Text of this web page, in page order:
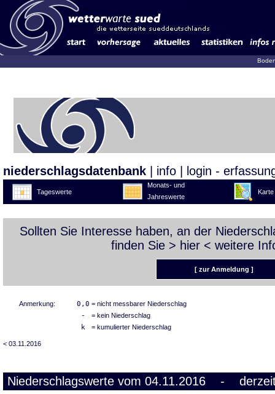
niederschlagsdatenbank info login -
Tageswerte
Monats- und
Jahreswerte
Karte
Sollten Sie Interesse haben, an der
finden Sie > hier < weitere
[ zur Anmeldung ]
Anmerkung: 0,0 = nicht messbarer Niederschlag
- = kein Niederschlag
k = kumulierter Niederschlag
< 03.11.2016
Niederschlagswerte vom 04.11.2016 -